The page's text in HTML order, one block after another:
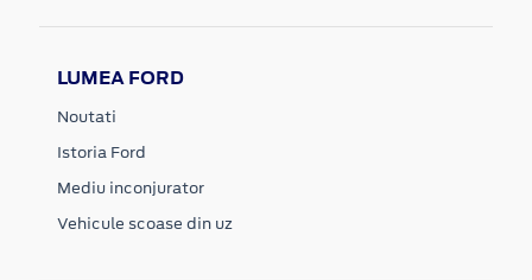
LUMEA FORD
Noutati
Istoria Ford
Mediu inconjurator
Vehicule scoase din uz